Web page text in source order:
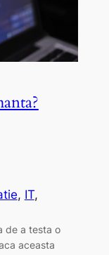
, IT
de a testa o
aceasta